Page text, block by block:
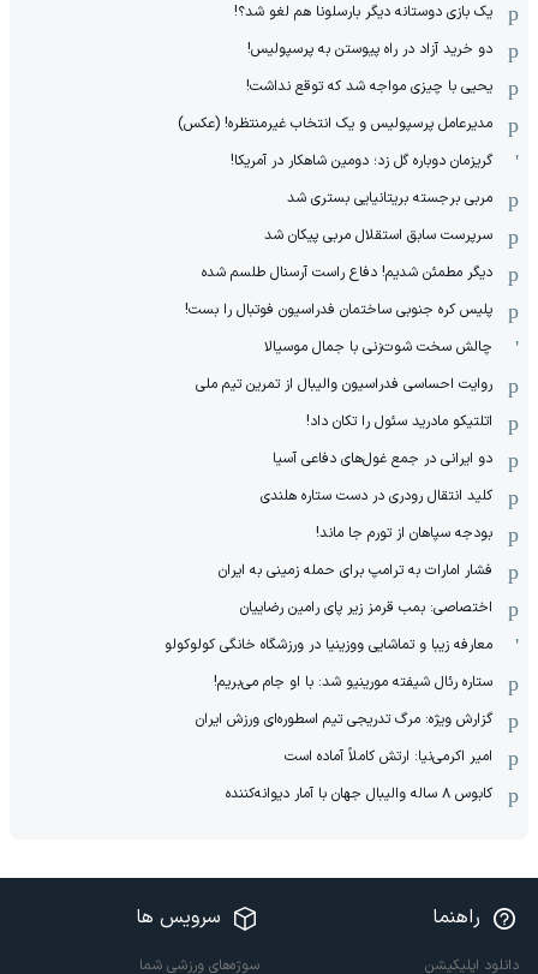
یک بازی دوستانه دیگر بارسلونا هم لغو شد؟!
دو خرید آزاد در راه پیوستن به پرسپولیس!
یحیی با چیزی مواجه شد که توقع نداشت!
مدیرعامل پرسپولیس و یک انتخاب غیرمنتظره! (عکس)
گریزمان دوباره گل زد؛ دومین شاهکار در آمریکا!
مربی برجسته بریتانیایی بستری شد
سرپرست سابق استقلال مربی پیکان شد
دیگر مطمئن شدیم! دفاع راست آرسنال طلسم شده
پلیس کره ‌جنوبی ساختمان فدراسیون فوتبال را بست!
چالش سخت شوت‌زنی با جمال موسیالا
روایت احساسی فدراسیون والیبال از تمرین تیم ملی
اتلتیکو مادرید سئول را تکان داد!
دو ایرانی در جمع غول‌های دفاعی آسیا
کلید انتقال رودری در دست ستاره هلندی
بودجه سپاهان از تورم جا ماند!
فشار امارات به ترامپ برای حمله زمینی به ایران
اختصاصی: بمب قرمز زیر پای رامین رضاییان
معارفه زیبا و تماشایی ووزینیا در ورزشگاه خانگی کولوکولو
ستاره رئال شیفته مورینیو شد: با او جام می‌بریم!
گزارش ویژه: مرگ تدریجی تیم اسطوره‌ای ورزش ایران
امیر اکرمی‌نیا: ارتش کاملاً آماده است
کابوس ۸ ساله والیبال جهان با آمار دیوانه‌کننده
راهنما
دانلود اپلیکیشن
سرویس ها
سوژه‌های ورزشی شما